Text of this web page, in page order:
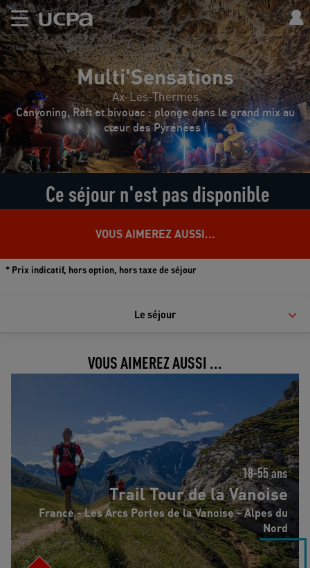
Multi'Sensations
Ax-Les-Thermes
Canyoning, Raft et bivouac : plonge dans le grand mix au
cœur des Pyrénées !
Ce séjour n'est pas disponible
VOUS AIMEREZ AUSSI...
* Prix indicatif, hors option, hors taxe de séjour
Le séjour
VOUS AIMEREZ AUSSI ...
18-55 ans
Trail Tour de la Vanoise
France - Les Arcs Portes de la Vanoise - Alpes du
Nord